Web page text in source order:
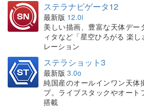
ステラナビゲータ12
最新版 12.0i
美しい描画、豊富な天体デー
ィタなど「星空ひろがる 楽
レーション
ステラショット3
最新版 3.0o
純国産のオールインワン天体
プ。ライブスタックやオート
搭載